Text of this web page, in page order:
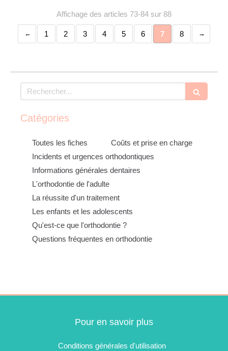
Affichage des articles 73-84 sur 88
1 2 3 4 5 6 7 8
Rechercher
Catégories
Toutes les fiches
Coûts et prise en charge
Incidents et urgences orthodontiques
Informations générales dentaires
L'orthodontie de l'adulte
La réussite d'un traitement
Les enfants et les adolescents
Qu'est-ce que l'orthodontie ?
Questions fréquentes en orthodontie
Pour en savoir plus
Conditions générales d'utilisation